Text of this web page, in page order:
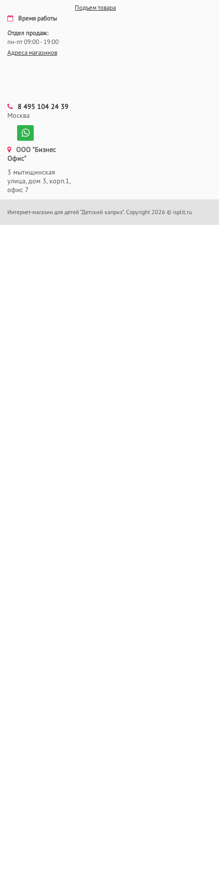
Подъем товара
Время работы
Отдел продаж:
пн-пт 09:00 - 19:00
Адреса магазинов
8 495 104 24 39
Москва
ООО "Бизнес
Офис"
3 мытищинская
улица, дом 3, корп.1,
офис 7
Интернет-магазин для детей “Детский каприз”. Copyright 2026 © isplit.ru